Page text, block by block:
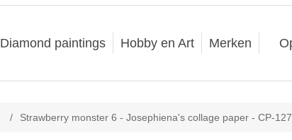
Diamond paintings Hobby en Art Merken
/ Strawberry monster 6 - Josephiena's collage paper - CP-127